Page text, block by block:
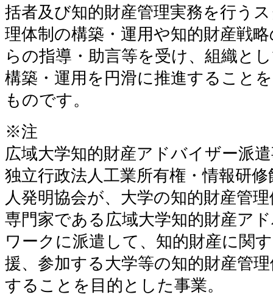
括者及び知的財産管理実務を行う
理体制の構築・運用や知的財産戦
らの指導・助言等を受け、組織と
構築・運用を円滑に推進すること
ものです。
※注
広域大学知的財産アドバイザー派
独立行政法人工業所有権・情報研
人発明協会が、大学の知的財産管
専門家である広域大学知的財産ア
ワークに派遣して、知的財産に関
援、参加する大学等の知的財産管
することを目的とした事業。